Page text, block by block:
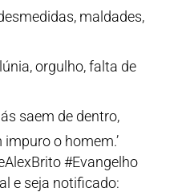
maldades,
orgulho, falta de
saem de dentro,
o homem.’
#Evangelho
e seja notificado: